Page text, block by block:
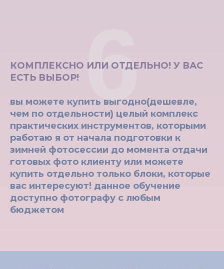
КОМПЛЕКСНО ИЛИ ОТДЕЛЬНО! У ВАС
ЕСТЬ ВЫБОР!
вы можете купить выгодно(дешевле,
чем по отдельности) целый комплекс
практических инструментов, которыми
работаю я от начала подготовки к
зимней фотосессии до момента отдачи
готовых фото клиенту или можете
купить отдельно только блоки, которые
вас интересуют! данное обучение
доступно фотографу с любым
бюджетом
6